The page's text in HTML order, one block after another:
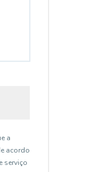
a
acordo
serviço